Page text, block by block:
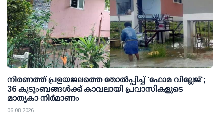
നിരണത്ത് പ്രളയജലത്തെ തോല്‍പ്പിച്ച് 'ഫോമ വില്ലേജ്';
36 കുടുംബങ്ങള്‍ക്ക് കാവലായി പ്രവാസികളുടെ
മാതൃകാ നിര്‍മാണം
06 08 2026